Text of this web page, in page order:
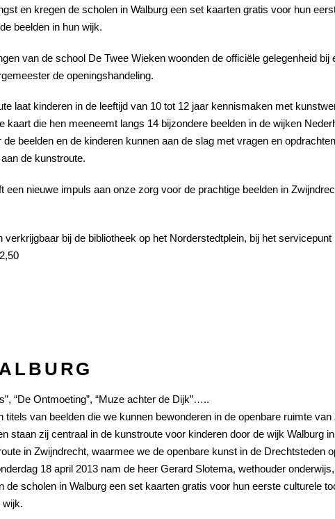
en kregen de scholen in Walburg een set kaarten gratis voor hun
beelden in hun wijk.
van de school De Twee Wieken woonden de officiële gelegenheid
de openingshandeling.
laat kinderen in de leeftijd van 10 tot 12 jaar kennismaken met
kaart die hen meeneemt langs 14 bijzondere beelden in de wijken
beelden en de kinderen kunnen aan de slag met vragen en
de kunstroute.
een nieuwe impuls aan onze zorg voor de prachtige beelden in
bij de bibliotheek op het Norderstedtplein, bij het servicepunt
“De Ontmoeting”, “Muze achter de Dijk”…..
titels van beelden die we kunnen bewonderen in de openbare ruimte
staan zij centraal in de kunstroute voor kinderen door de wijk Walburg
in Zwijndrecht, waarmee we de openbare kunst in de Drechtsteden
18 april 2013 nam de heer Gerard Slotema, wethouder
de scholen in Walburg een set kaarten gratis voor hun eerste culturele
wijk.